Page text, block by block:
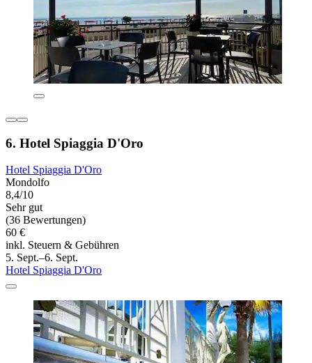
6. Hotel Spiaggia D'Oro
Hotel Spiaggia D'Oro
Mondolfo
8,4/10
Sehr gut
(36 Bewertungen)
60 €
inkl. Steuern & Gebühren
5. Sept.–6. Sept.
Hotel Spiaggia D'Oro